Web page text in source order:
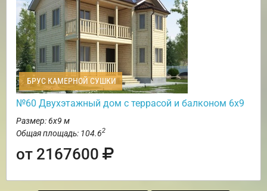
БРУС КАМЕРНОЙ СУШКИ
№60 Двухэтажный дом с террасой и балконом 6х9
Размер: 6х9 м
Общая площадь: 104.62
от 2167600